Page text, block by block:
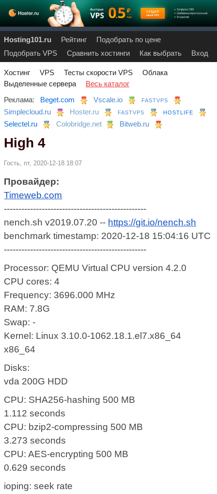
Hosting101.ru Рейтинг
Подобрать по цене
Подобрать VPS
Сравнить хостинги Как выбрать Вход
Хостинг VPS Тесты скорости VPS
Облака
Выделенные сервера
Весь каталог
Реклама:
Beget.com Vscale.io FASTVPS
Simplecloud.ru Hoster.ru FASTVPS HOSTLIFE
Selectel.ru Colobridge.net Bitweb.ru
High 4
Гость, пт, 2020-12-18 18:07
Провайдер:
Timeweb.com
-------------------------------------------------
nench.sh v2019.07.20 -- https://git.io/nench.sh
benchmark timestamp: 2020-12-18 15:04:16 UTC
-------------------------------------------------
Processor: QEMU Virtual CPU version 4.2.0
CPU cores: 4
Frequency: 3696.000 MHz
RAM: 7.8G
Swap: -
Kernel: Linux 3.10.0-1062.18.1.el7.x86_64
x86_64
Disks:
vda 200G HDD
CPU: SHA256-hashing 500 MB
1.112 seconds
CPU: bzip2-compressing 500 MB
3.273 seconds
CPU: AES-encrypting 500 MB
0.629 seconds
ioping: seek rate